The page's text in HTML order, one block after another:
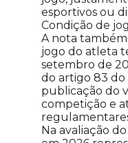
esportivos ou
Condição de
A nota
jogo do atleta
setembro de
do artigo 83 do
publicação do
competição e
Na avaliação